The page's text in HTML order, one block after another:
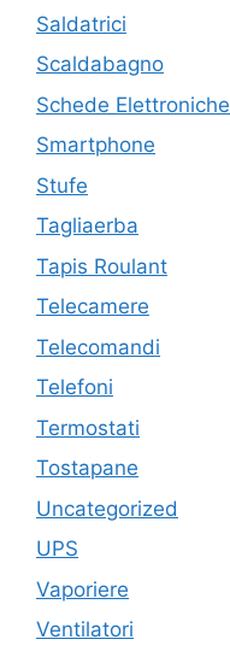
Saldatrici
Scaldabagno
Schede Elettroniche
Smartphone
Stufe
Tagliaerba
Tapis Roulant
Telecamere
Telecomandi
Telefoni
Termostati
Tostapane
Uncategorized
UPS
Vaporiere
Ventilatori